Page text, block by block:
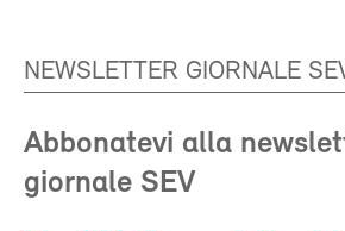
NEWSLETTER GIORNALE
Abbonatevi alla
giornale SEV